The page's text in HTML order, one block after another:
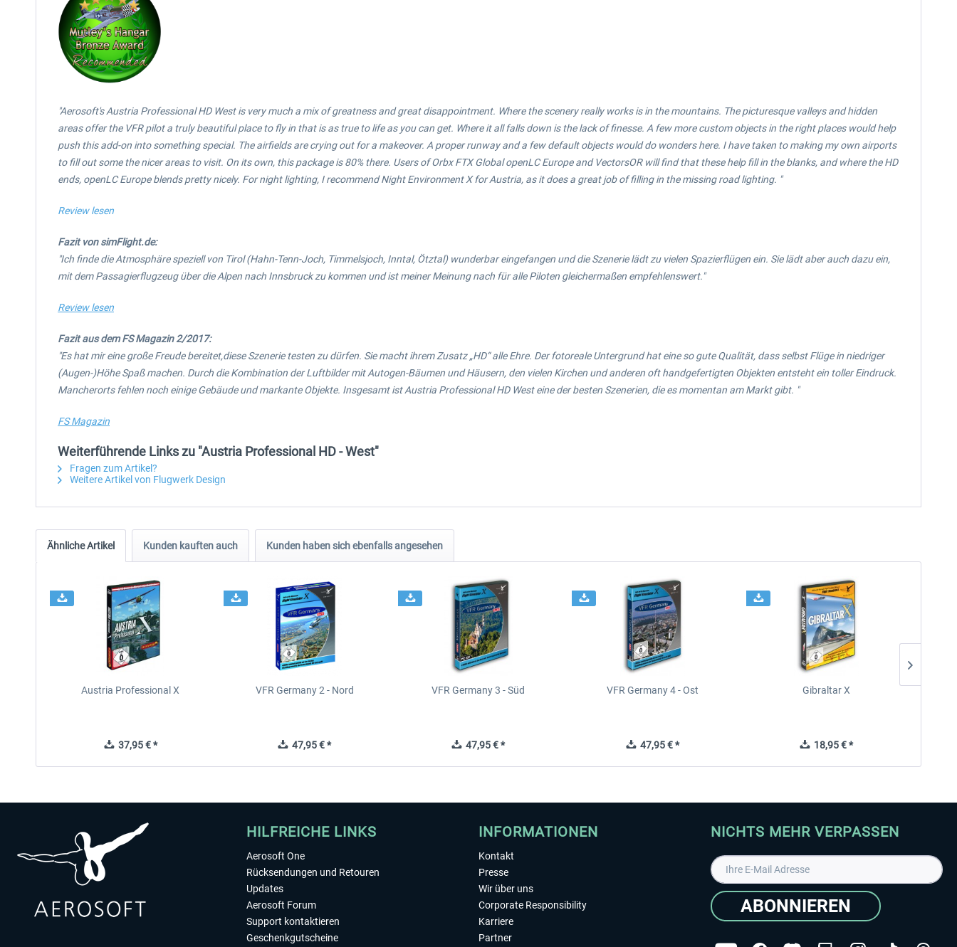
"Aerosoft's Austria Professional HD West is very much a mix of greatness and great disappointment. Where the scenery really works is in the mountains. The picturesque valleys and hidden
areas offer the VFR pilot a truly beautiful place to fly in that is as true to life as you can get. Where it all falls down is the lack of finesse. A few more custom objects in the right places would help
push this add-on into something special. The airfields are crying out for a makeover. A proper runway and a few default objects would do wonders here. I have taken to making my own airports
to fill out some the nicer areas to visit. On its own, this package is 80% there. Users of Orbx FTX Global openLC Europe and VectorsOR will find that these help fill in the blanks, and where the HD
ends, openLC Europe blends pretty nicely. For night lighting, I recommend Night Environment X for Austria, as it does a great job of filling in the missing road lighting. "
Review lesen
Fazit von simFlight.de:
"Ich finde die Atmosphäre speziell von Tirol (Hahn-Tenn-Joch, Timmelsjoch, Inntal, Ötztal) wunderbar eingefangen und die Szenerie lädt zu vielen Spazierflügen ein. Sie lädt aber auch dazu ein,
mit dem Passagierflugzeug über die Alpen nach Innsbruck zu kommen und ist meiner Meinung nach für alle Piloten gleichermaßen empfehlenswert."
Review lesen
Fazit aus dem FS Magazin 2/2017:
"Es hat mir eine große Freude bereitet,diese Szenerie testen zu dürfen. Sie macht ihrem Zusatz „HD“ alle Ehre. Der fotoreale Untergrund hat eine so gute Qualität, dass selbst Flüge in niedriger
(Augen-)Höhe Spaß machen. Durch die Kombination der Luftbilder mit Autogen-Bäumen und Häusern, den vielen Kirchen und anderen oft handgefertigten Objekten entsteht ein toller Eindruck.
Mancherorts fehlen noch einige Gebäude und markante Objekte. Insgesamt ist Austria Professional HD West eine der besten Szenerien, die es momentan am Markt gibt. "
FS Magazin
Weiterführende Links zu "Austria Professional HD - West"
Fragen zum Artikel?
Weitere Artikel von Flugwerk Design
Ähnliche Artikel Kunden kauften auch Kunden haben sich ebenfalls angesehen
Austria Professional X
37,95 € *
VFR Germany 2 - Nord
47,95 € *
VFR Germany 3 - Süd
47,95 € *
VFR Germany 4 - Ost
47,95 € *
Gibraltar X
18,95 € *
HILFREICHE LINKS
Aerosoft One
Rücksendungen und Retouren
Updates
Aerosoft Forum
Support kontaktieren
Geschenkgutscheine
INFORMATIONEN
Kontakt
Presse
Wir über uns
Corporate Responsibility
Karriere
Partner
NICHTS MEHR VERPASSEN
ABONNIEREN